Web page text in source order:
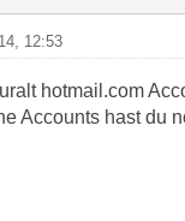
12:53
hotmail.com
Accounts hast du